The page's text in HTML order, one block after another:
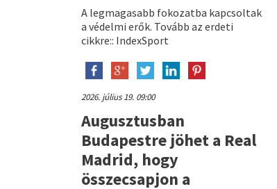
A legmagasabb fokozatba kapcsoltak
a védelmi erők. Tovább az erdeti
cikkre:: IndexSport
2026. július 19. 09:00
Augusztusban
Budapestre jöhet a Real
Madrid, hogy
összecsapjon a